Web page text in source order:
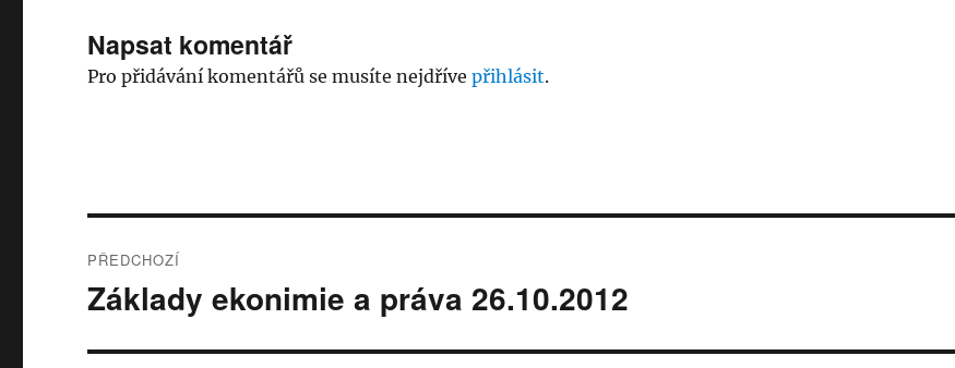
Napsat komentář
Pro přidávání komentářů se musíte nejdřívepřihlásit.
pro
PŘEDCHOZÍ
Předchozí
Základy ekonimie a práva 26.10.2012